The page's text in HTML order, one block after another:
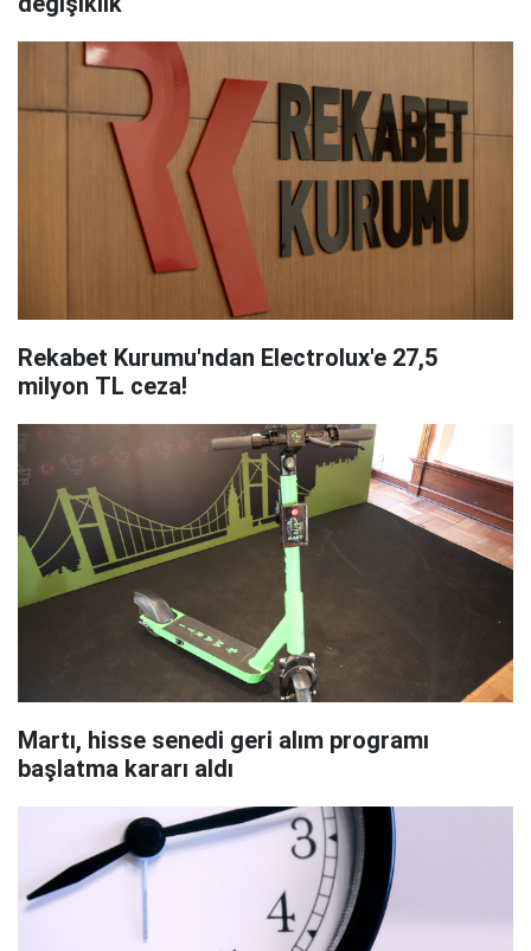
Rekabet Kurumu'ndan Electrolux'e 27,5
milyon TL ceza!
Martı, hisse senedi geri alım programı
başlatma kararı aldı